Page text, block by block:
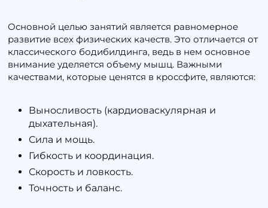
Основной целью занятий является равномерное
развитие всех физических качеств. Это отличается от
классического бодибилдинга, ведь в нем основное
внимание уделяется объему мышц. Важными
качествами, которые ценятся в кроссфите, являются:
Выносливость (кардиоваскулярная и
дыхательная).
Сила и мощь.
Гибкость и координация.
Скорость и ловкость.
Точность и баланс.